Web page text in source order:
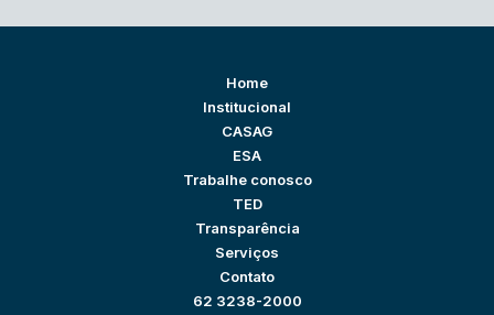
Home
Institucional
CASAG
ESA
Trabalhe conosco
TED
Transparência
Serviços
Contato
62 3238-2000